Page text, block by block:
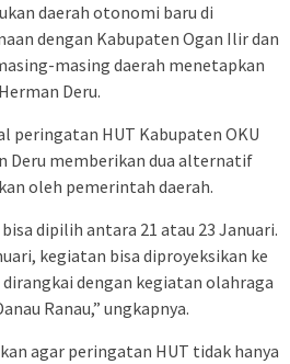
daerah otonomi baru di
dengan Kabupaten Ogan Ilir dan
masing daerah menetapkan
Deru.
peringatan HUT Kabupaten OKU
Deru memberikan dua alternatif
oleh pemerintah daerah.
dipilih antara 21 atau 23 Januari.
kegiatan bisa diproyeksikan ke
dirangkai dengan kegiatan olahraga
Ranau,” ungkapnya.
agar peringatan HUT tidak hanya